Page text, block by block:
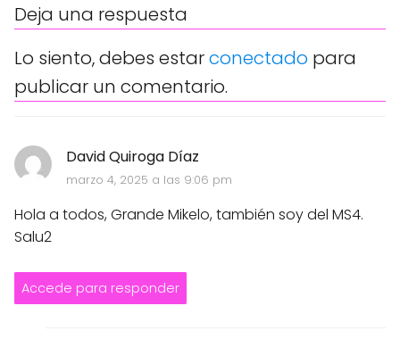
David Quiroga Díaz
marzo 4, 2025 a las 9:06 pm
Hola a todos, Grande Mikelo, también soy del MS4.
Salu2
Accede para responder
Deja una respuesta
Lo siento, debes estarconectado para
publicar un comentario.